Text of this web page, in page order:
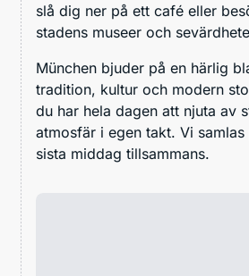
slå dig ner på ett café eller
stadens museer och
München bjuder på en härlig
tradition, kultur och modern
du har hela dagen att njuta av
atmosfär i egen takt. Vi
sista middag tillsammans.